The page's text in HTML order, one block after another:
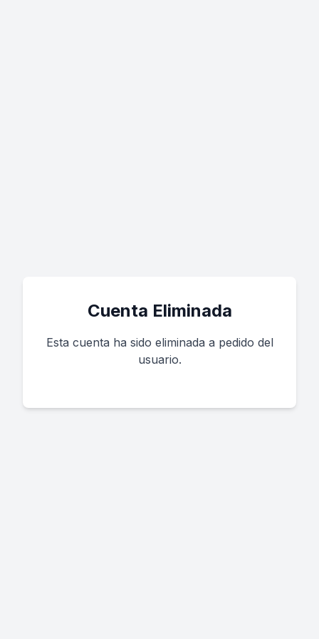
Cuenta Eliminada
Esta cuenta ha sido eliminada a pedido del
usuario.